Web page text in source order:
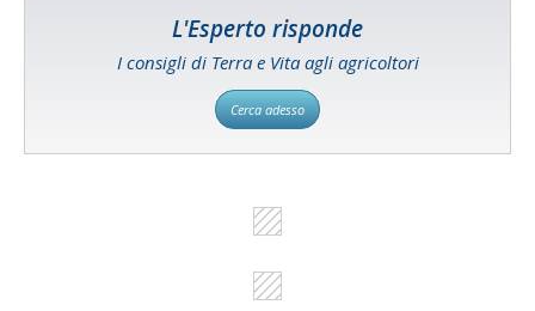
L'Esperto risponde
I consigli di Terra e Vita agli agricoltori
Cerca adesso